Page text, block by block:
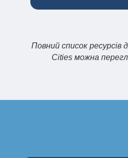
Повний список ресурсів
Cities можна